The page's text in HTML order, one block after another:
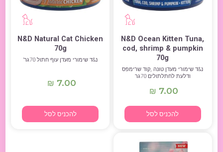
N&D Ocean Kitten Tuna,
cod, shrimp & pumpkin
70g
נ&ד שימורי מעדן טונה ,קוד שרימפס
ודלעת לחתלתולים 70גר
₪ 7.00
להכניס לסל
N&D Natural Cat Chicken
70g
נ&ד שימורי מעדן עוף חתול 70גר’
₪ 7.00
להכניס לסל